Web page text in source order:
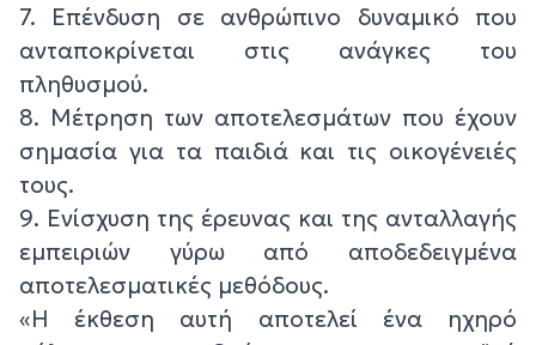
7. Επένδυση σε ανθρώπινο δυναμικό που
ανταποκρίνεται στις ανάγκες του
πληθυσμού.
8. Μέτρηση των αποτελεσμάτων που έχουν
σημασία για τα παιδιά και τις οικογένειές
τους.
9. Ενίσχυση της έρευνας και της ανταλλαγής
εμπειριών γύρω από αποδεδειγμένα
αποτελεσματικές μεθόδους.
«Η έκθεση αυτή αποτελεί ένα ηχηρό